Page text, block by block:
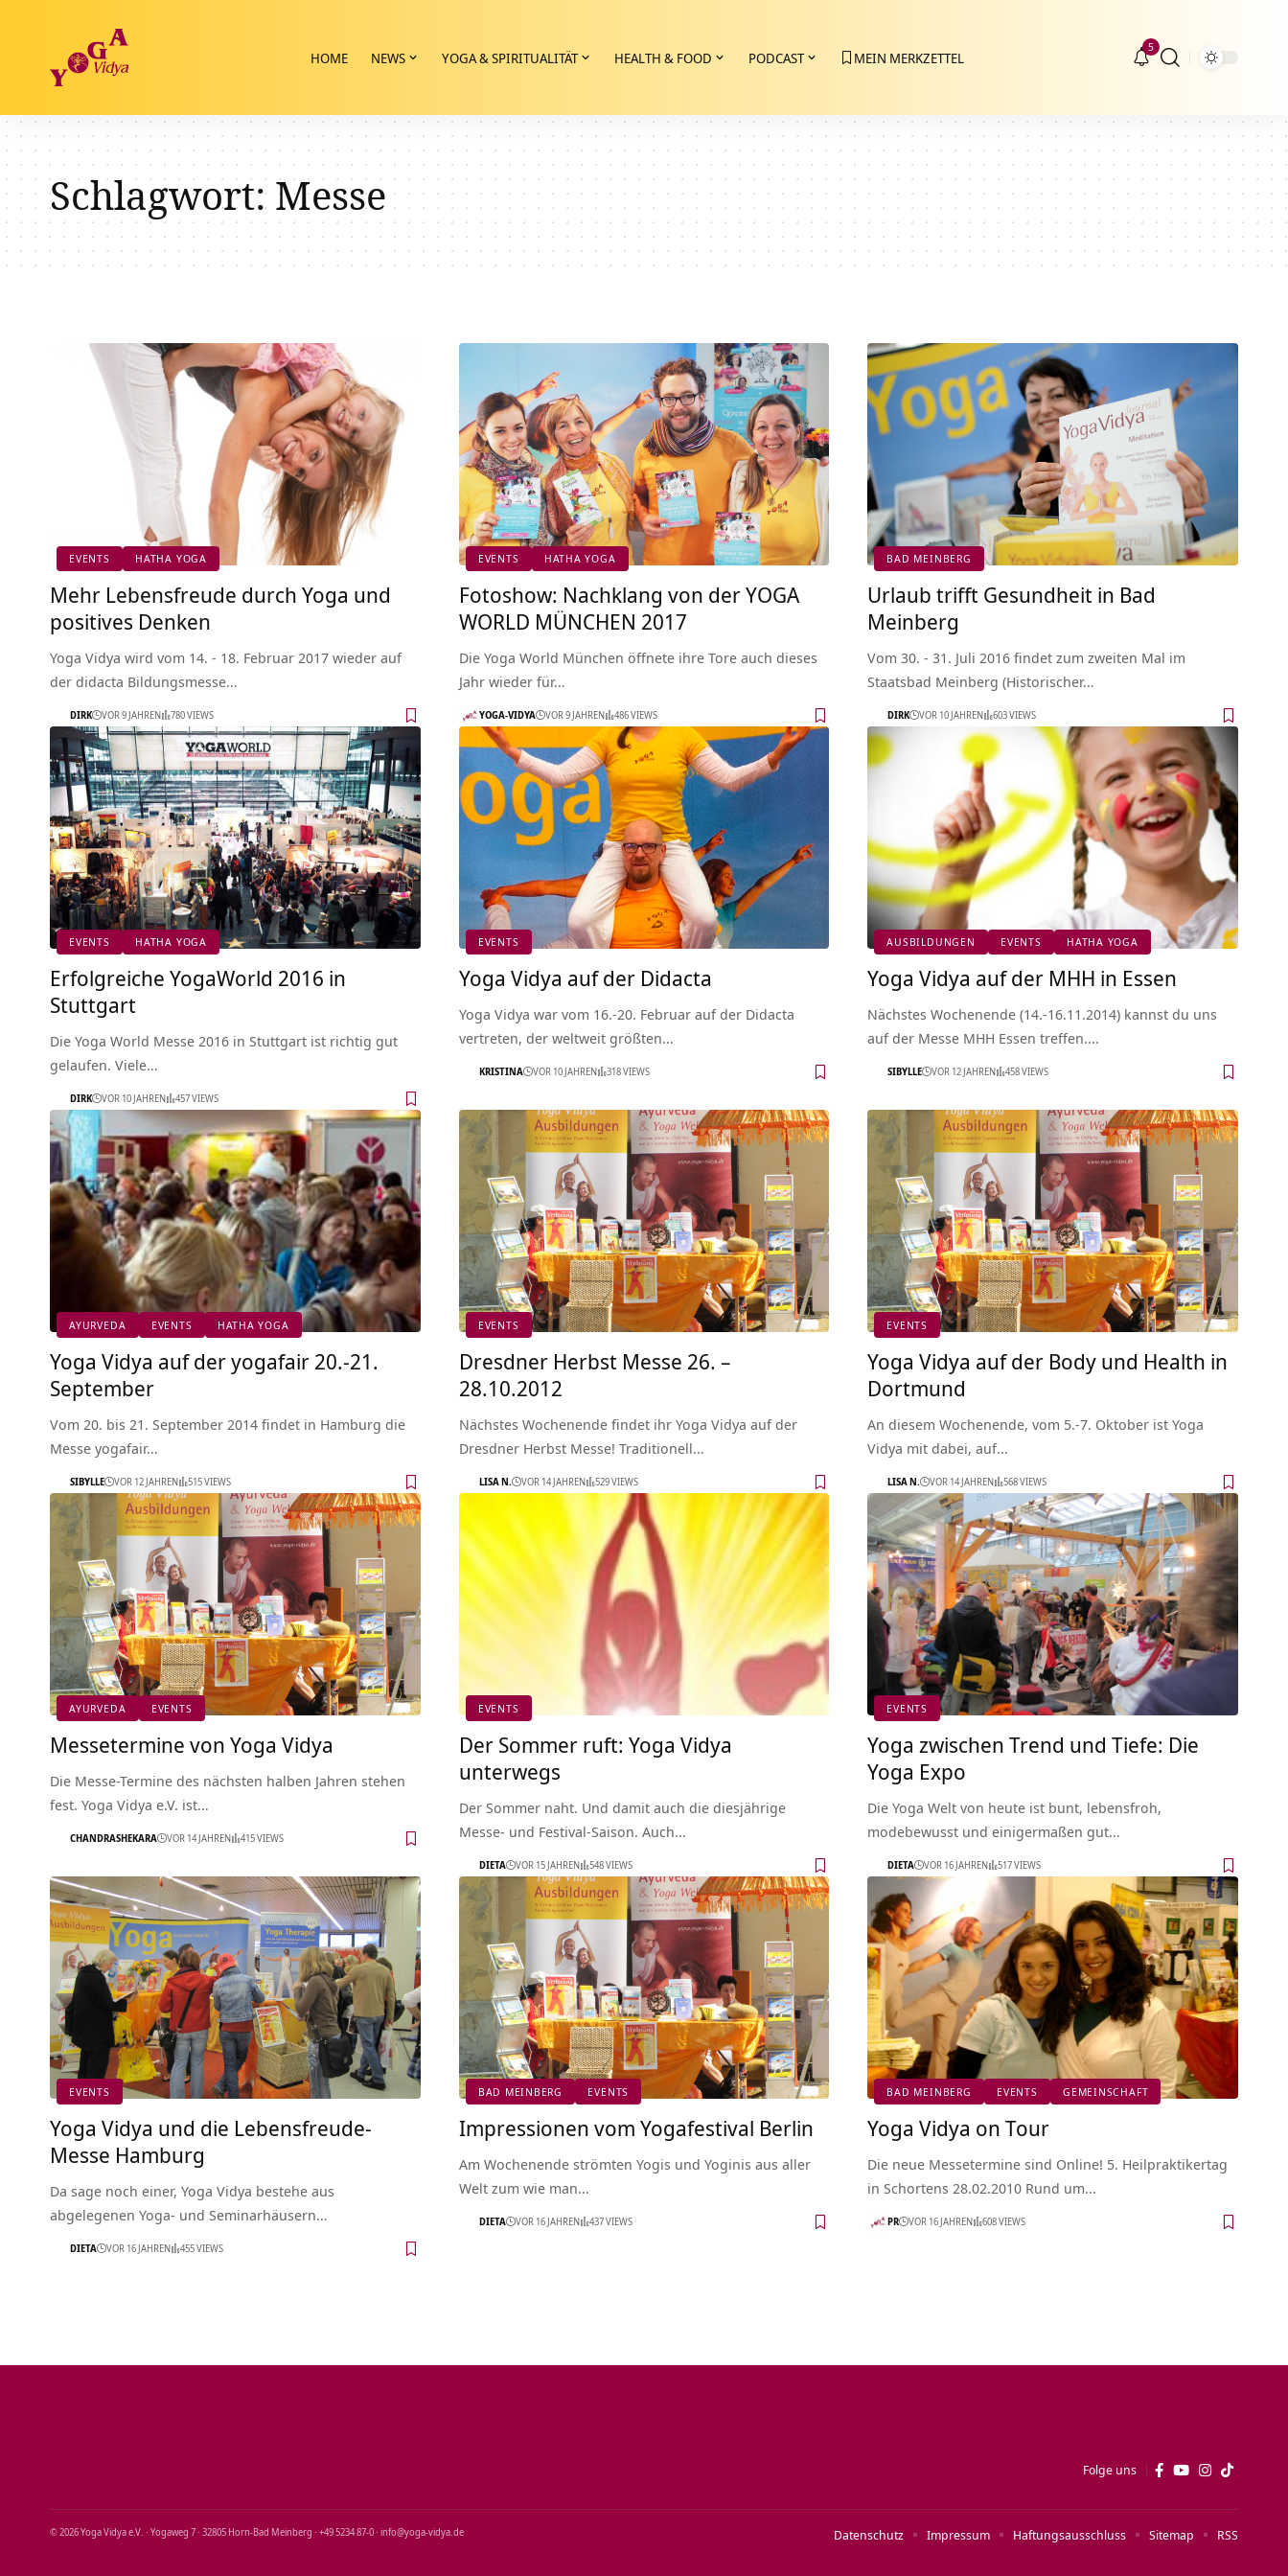
HOME NEWS YOGA & SPIRITUALITÄT HEALTH & FOOD PODCAST MEIN MERKZETTEL
5
Schlagwort:Messe
EVENTS HATHA YOGA
Mehr Lebensfreude durch Yoga und
positives Denken
Yoga Vidya wird vom 14. - 18. Februar 2017 wieder auf
der didacta Bildungsmesse…
DIRK VOR 9 JAHREN 780 VIEWS
EVENTS HATHA YOGA
Fotoshow: Nachklang von der YOGA
WORLD MÜNCHEN 2017
Die Yoga World München öffnete ihre Tore auch dieses
Jahr wieder für…
YOGA-VIDYA VOR 9 JAHREN 486 VIEWS
BAD MEINBERG
Urlaub trifft Gesundheit in Bad
Meinberg
Vom 30. - 31. Juli 2016 findet zum zweiten Mal im
Staatsbad Meinberg (Historischer…
DIRK VOR 10 JAHREN 603 VIEWS
EVENTS HATHA YOGA
Erfolgreiche YogaWorld 2016 in
Stuttgart
Die Yoga World Messe 2016 in Stuttgart ist richtig gut
gelaufen. Viele…
DIRK VOR 10 JAHREN 457 VIEWS
EVENTS
Yoga Vidya auf der Didacta
Yoga Vidya war vom 16.-20. Februar auf der Didacta
vertreten, der weltweit größten…
KRISTINA VOR 10 JAHREN 318 VIEWS
AUSBILDUNGEN EVENTS HATHA YOGA
Yoga Vidya auf der MHH in Essen
Nächstes Wochenende (14.-16.11.2014) kannst du uns
auf der Messe MHH Essen treffen.…
SIBYLLE VOR 12 JAHREN 458 VIEWS
AYURVEDA EVENTS HATHA YOGA
Yoga Vidya auf der yogafair 20.-21.
September
Vom 20. bis 21. September 2014 findet in Hamburg die
Messe yogafair…
SIBYLLE VOR 12 JAHREN 515 VIEWS
EVENTS
Dresdner Herbst Messe 26. –
28.10.2012
Nächstes Wochenende findet ihr Yoga Vidya auf der
Dresdner Herbst Messe! Traditionell…
LISA N. VOR 14 JAHREN 529 VIEWS
EVENTS
Yoga Vidya auf der Body und Health in
Dortmund
An diesem Wochenende, vom 5.-7. Oktober ist Yoga
Vidya mit dabei, auf…
LISA N. VOR 14 JAHREN 568 VIEWS
AYURVEDA EVENTS
Messetermine von Yoga Vidya
Die Messe-Termine des nächsten halben Jahren stehen
fest. Yoga Vidya e.V. ist…
CHANDRASHEKARA VOR 14 JAHREN 415 VIEWS
EVENTS
Der Sommer ruft: Yoga Vidya
unterwegs
Der Sommer naht. Und damit auch die diesjährige
Messe- und Festival-Saison. Auch…
DIETA VOR 15 JAHREN 548 VIEWS
EVENTS
Yoga zwischen Trend und Tiefe: Die
Yoga Expo
Die Yoga Welt von heute ist bunt, lebensfroh,
modebewusst und einigermaßen gut…
DIETA VOR 16 JAHREN 517 VIEWS
EVENTS
Yoga Vidya und die Lebensfreude-
Messe Hamburg
Da sage noch einer, Yoga Vidya bestehe aus
abgelegenen Yoga- und Seminarhäusern…
DIETA VOR 16 JAHREN 455 VIEWS
BAD MEINBERG EVENTS
Impressionen vom Yogafestival Berlin
Am Wochenende strömten Yogis und Yoginis aus aller
Welt zum wie man…
DIETA VOR 16 JAHREN 437 VIEWS
BAD MEINBERG EVENTS GEMEINSCHAFT
Yoga Vidya on Tour
Die neue Messetermine sind Online! 5. Heilpraktikertag
in Schortens 28.02.2010 Rund um…
PR VOR 16 JAHREN 608 VIEWS
Folge uns
© 2026 Yoga Vidya e.V. · Yogaweg 7 · 32805 Horn‑Bad Meinberg · +49 5234 87‑0 · info@yoga‑vidya.de Datenschutz Impressum Haftungsausschluss Sitemap RSS